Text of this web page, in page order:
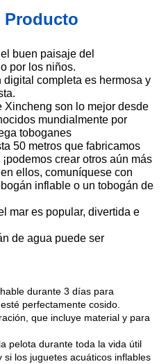
Producto
buen paisaje del
por los niños.
completa es hermosa y
Xincheng son lo mejor desde
mundialmente por
toboganes
50 metros que fabricamos
crear otros aún más
ellos, comuníquese con
inflable o un tobogán de
mar es popular, divertida e
de agua puede ser
durante 3 días para
perfectamente cosido.
que incluye material y para
pelota durante toda la vida útil
los juguetes acuáticos inflables